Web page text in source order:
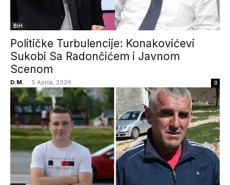
BiH
Političke Turbulencije: Konakovićevi
Sukobi Sa Radončićem i Javnom
Scenom
D.M. - 5 Aprila, 2026 0